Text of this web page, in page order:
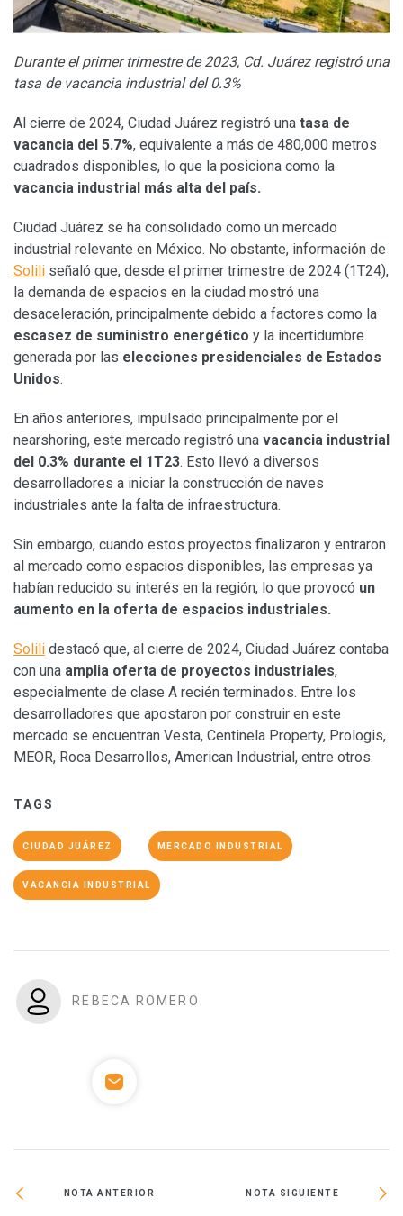
Durante el primer trimestre de 2023, Cd. Juárez registró una
tasa de vacancia industrial del 0.3%
Al cierre de 2024, Ciudad Juárez registró una tasa de
vacancia del 5.7%, equivalente a más de 480,000 metros
cuadrados disponibles, lo que la posiciona como la
vacancia industrial más alta del país.
Ciudad Juárez se ha consolidado como un mercado
industrial relevante en México. No obstante, información de
Solili señaló que, desde el primer trimestre de 2024 (1T24),
la demanda de espacios en la ciudad mostró una
desaceleración, principalmente debido a factores como la
escasez de suministro energético y la incertidumbre
generada por las elecciones presidenciales de Estados
Unidos.
En años anteriores, impulsado principalmente por el
nearshoring, este mercado registró una vacancia industrial
del 0.3% durante el 1T23. Esto llevó a diversos
desarrolladores a iniciar la construcción de naves
industriales ante la falta de infraestructura.
Sin embargo, cuando estos proyectos finalizaron y entraron
al mercado como espacios disponibles, las empresas ya
habían reducido su interés en la región, lo que provocó un
aumento en la oferta de espacios industriales.
Solili destacó que, al cierre de 2024, Ciudad Juárez contaba
con una amplia oferta de proyectos industriales,
especialmente de clase A recién terminados. Entre los
desarrolladores que apostaron por construir en este
mercado se encuentran Vesta, Centinela Property, Prologis,
MEOR, Roca Desarrollos, American Industrial, entre otros.
TAGS
CIUDAD JUÁREZ MERCADO INDUSTRIAL
VACANCIA INDUSTRIAL
REBECA ROMERO
NOTA ANTERIOR NOTA SIGUIENTE